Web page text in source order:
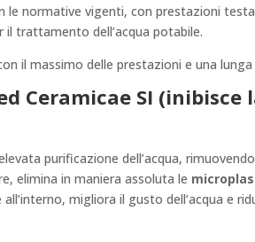
normative vigenti, con prestazioni
trattamento dell’acqua potabile.
il massimo delle prestazioni e una
Ceramicae SI
purificazione dell’acqua,
elimina in maniera assoluta le
migliora il gusto dell’acqua e